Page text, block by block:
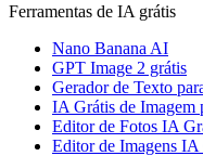
Ferramentas de IA grátis
Nano Banana AI
GPT Image 2 grátis
Gerador de Texto
IA Grátis de Imagem
Editor de Fotos IA
Editor de Imagens IA